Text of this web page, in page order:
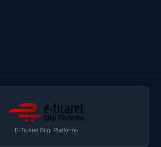
E-Ticaret Bilgi Platformu